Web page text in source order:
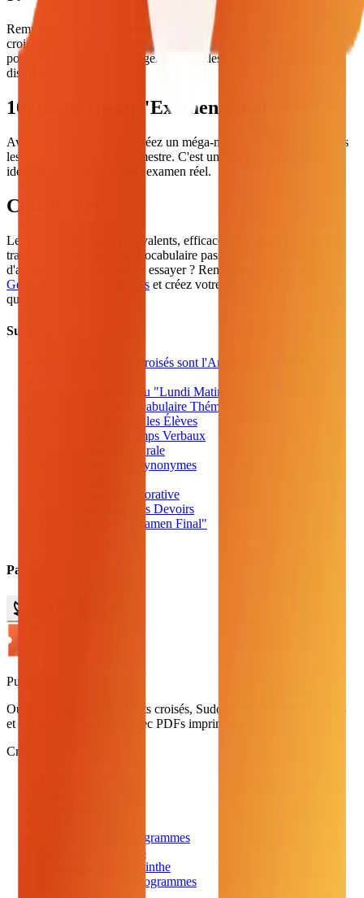
Remplacez la feuille d'exercices "complétez les blancs" par des mots
croisés. Ça ressemble moins à du travail et plus à un défi. Vous
pouvez facilement télécharger nos puzzles en
distribuer.
10. La Révision "Examen Final"
Avant un grand examen, créez un méga-mots croisés couvrant tous
les termes essentiels du semestre. C'est une révision complète qui
identifie les lacunes avant l'examen réel.
Conclusion
Les mots croisés sont polyvalents, efficaces et gratuits à créer. Ils
transforment des listes de vocabulaire passives en expériences
d'apprentissage actif. Prêt à essayer ? Rendez-vous sur notre
Générateur de Mots Croisés et créez votre premier puzzle en
quelques minutes !
Sur cette page
Pourquoi les Mots Croisés sont l'Arme Secrète des Profs
1. L'Échauffement du "Lundi Matin"
2. Ensembles de Vocabulaire Thématiques
3. Puzzles Créés par les Élèves
4. Grammaire et Temps Verbaux
5. Compréhension Orale
6. Homophones et Synonymes
8. Résolution Collaborative
9. "Gamification" des Devoirs
10. La Révision "Examen Final"
Partager
PuzzleGenio
Outils de jeux gratuits. Mots croisés, Sudoku, Mots mêlés, Puzzles
et Nonogrammes - tous avec PDFs imprimables.
Créer
Générateur de Nonogrammes
Générateur de Bingo
Générateur de Labyrinthe
Générateur de Cryptogrammes